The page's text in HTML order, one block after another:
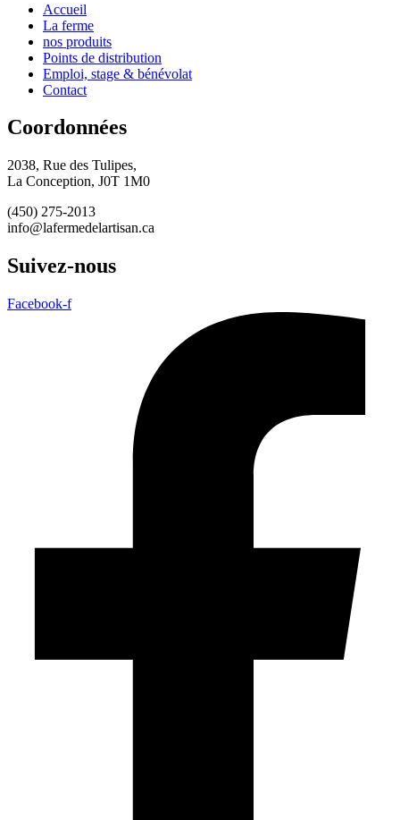
Accueil
La ferme
nos produits
Points de distribution
Emploi, stage & bénévolat
Contact
Coordonnées
2038, Rue des Tulipes,
La Conception, J0T 1M0
(450) 275-2013
info@lafermedelartisan.ca
Suivez-nous
Facebook-f